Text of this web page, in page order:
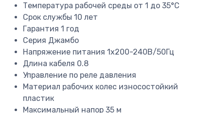
Температура рабочей среды от 1 до 35°C
Срок службы 10 лет
Гарантия 1 год
Серия Джамбо
Напряжение питания 1х200-240В/50Гц
Длина кабеля 0.8
Управление по реле давления
Материал рабочих колес износостойкий
пластик
Максимальный напор 35 м